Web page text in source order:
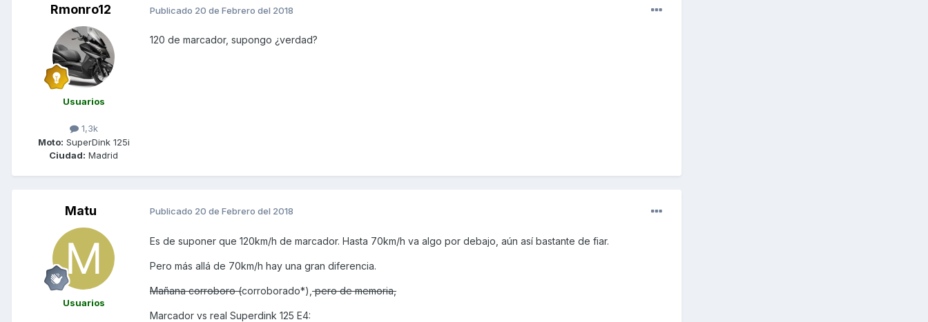
Rmonro12
Usuarios
1,3k
Moto: SuperDink 125i
Ciudad: Madrid
Publicado 20 de Febrero del 2018
120 de marcador, supongo ¿verdad?
Matu
Usuarios
Publicado 20 de Febrero del 2018
Es de suponer que 120km/h de marcador. Hasta 70km/h va algo por debajo, aún así bastante de fiar.
Pero más allá de 70km/h hay una gran diferencia.
Mañana corroboro (corroborado*), pero de memoria,
Marcador vs real Superdink 125 E4: